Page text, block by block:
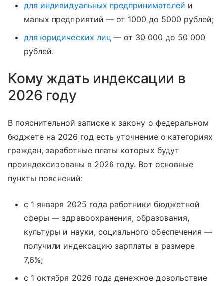
для индивидуальных предпринимателей и
малых предприятий — от 1000 до 5000 рублей;
для юридических лиц— от 30 000 до 50 000
рублей.
Кому ждать индексации в
2026 году
В пояснительной записке к закону о федеральном
бюджете на 2026 год есть уточнение о категориях
граждан, заработные платы которых будут
проиндексированы в 2026 году. Вот основные
пункты пояснений:
с 1 января 2025 года работники бюджетной
сферы — здравоохранения, образования,
культуры и науки, социального обеспечения —
получили индексацию зарплаты в размере
7,6%;
с 1 октября 2026 года денежное довольствие